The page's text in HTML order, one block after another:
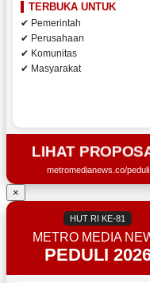
TERBUKA UNTUK
✔ Pemerintah
✔ Perusahaan
✔ Komunitas
✔ Masyarakat
LIHAT
metromedianews.co/peduli
×
HUT RI KE-81
METRO MEDIA
PEDULI